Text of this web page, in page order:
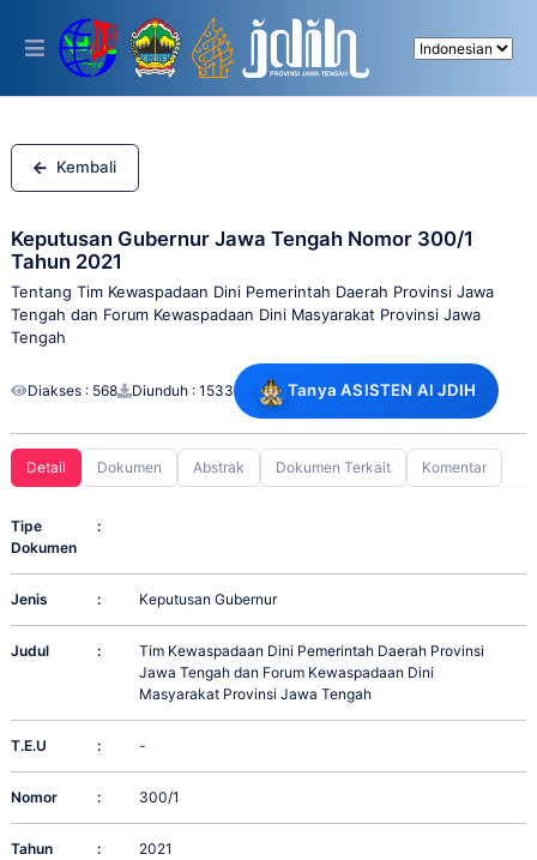
This
includes
accessibility
system.
Kembali
Keputusan Gubernur Jawa Tengah Nomor 300/1
Tahun 2021
Tentang Tim Kewaspadaan Dini Pemerintah Daerah Provinsi Jawa
Tengah dan Forum Kewaspadaan Dini Masyarakat Provinsi Jawa
Tengah
Diakses : 568 Diunduh : 1533 Tanya ASISTEN AI JDIH
Detail Dokumen Abstrak Dokumen Terkait Komentar
Tipe
Dokumen
:
Jenis : Keputusan Gubernur
Judul :
Tim Kewaspadaan Dini Pemerintah Daerah Provinsi
Jawa Tengah dan Forum Kewaspadaan Dini
Masyarakat Provinsi Jawa Tengah
T.E.U : -
Nomor : 300/1
Tahun
: 2021